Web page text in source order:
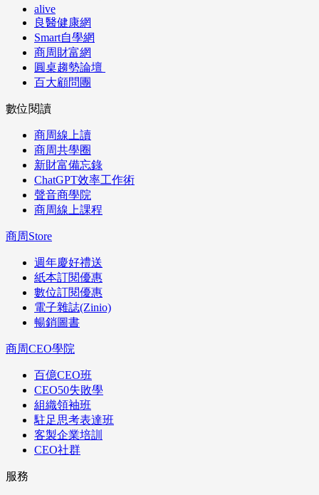
alive
良醫健康網
Smart自學網
商周財富網
圓桌趨勢論壇
百大顧問團
數位閱讀
商周線上讀
商周共學圈
新財富備忘錄
ChatGPT效率工作術
聲音商學院
商周線上課程
商周Store
週年慶好禮送
紙本訂閱優惠
數位訂閱優惠
電子雜誌(Zinio)
暢銷圖書
商周CEO學院
百億CEO班
CEO50失敗學
組織領袖班
駐足思考表達班
客製企業培訓
CEO社群
服務